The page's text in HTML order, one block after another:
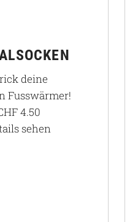
deine
Fusswärmer!
4.50
sehen